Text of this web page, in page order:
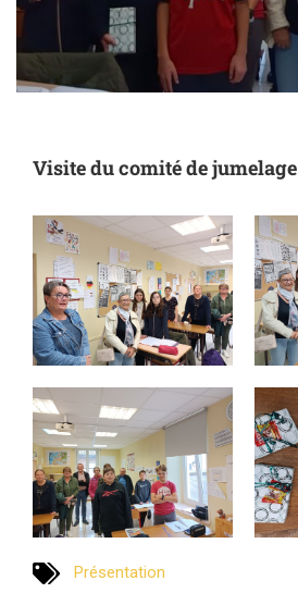
Visite du comité de jumelage
Présentation